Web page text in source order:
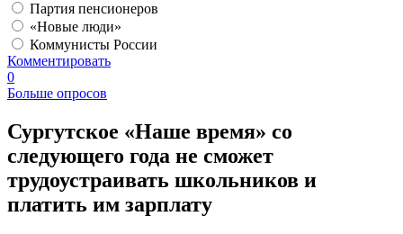
Партия пенсионеров
«Новые люди»
Коммунисты России
Комментировать
0
Больше опросов
Сургутское «Наше время» со
следующего года не сможет
трудоустраивать школьников и
платить им зарплату